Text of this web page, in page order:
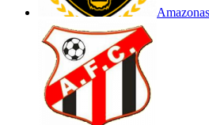
Amazonas